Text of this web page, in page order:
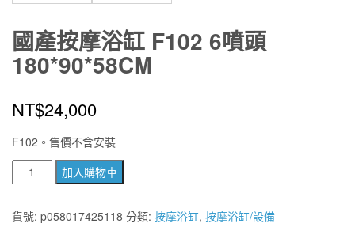
國產按摩浴缸 F102 6噴頭
180*90*58CM
NT$24,000
F102。售價不含安裝
產
按
加入購物車
貨號: p058017425118 分類: 按摩浴缸, 按摩浴缸/設備